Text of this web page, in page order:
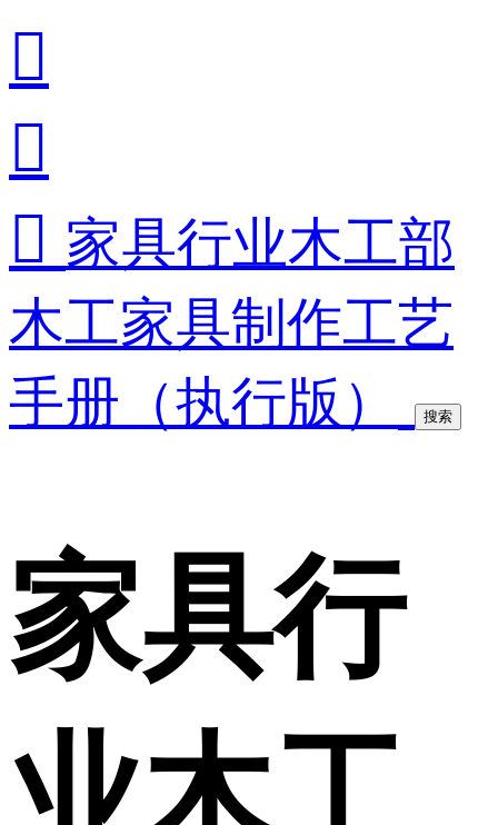


 家具行业木工部
木工家具制作工艺
手册（执行版）
搜索
家具行